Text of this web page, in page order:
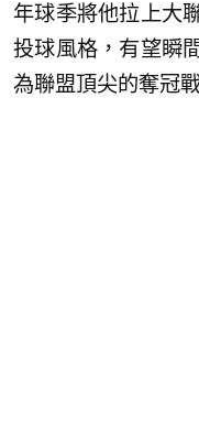
年球季將他拉上大
投球風格，有望瞬
為聯盟頂尖的奪冠